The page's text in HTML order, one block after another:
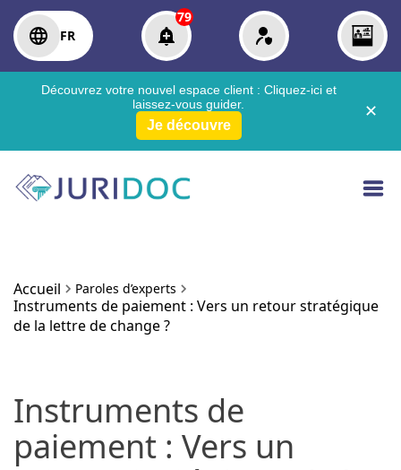
FR
79
Découvrez votre nouvel espace client : Cliquez-ici et
laissez-vous guider.
Je découvre
✕
Accueil Paroles d’experts
Instruments de paiement : Vers un retour stratégique
de la lettre de change ?
Instruments de
paiement : Vers un